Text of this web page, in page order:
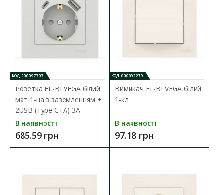
Вимикач EL-BI VEGA білий мат 2-кл
Розетки і вимикачі EL-BI серії VEGA ідеально підходять для
будь-якого типу приміщень. Електр..
КОД: 000097707
Розетка EL-BI VEGA білий
мат 1-на з заземленням +
2USB (Type C+A) 3A
В наявності
685.59 грн
КОД: 000092279
Вимикач EL-BI VEGA білий
1-кл
В наявності
97.18 грн